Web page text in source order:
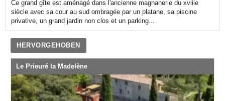
HERVORGEHOBEN
Le Prieuré la Madelène
Ce grand gîte est aménagé dans l'ancienne magnanerie du xviiie
siècle avec sa cour au sud ombragée par un platane, sa piscine
privative, un grand jardin non clos et un parking...